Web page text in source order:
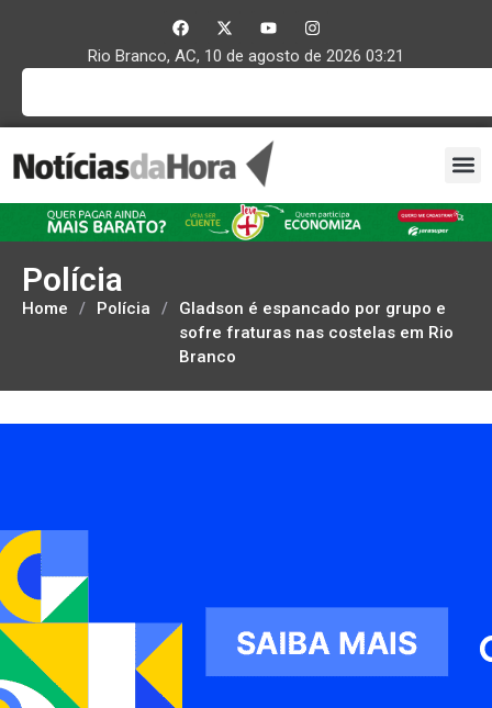
Rio Branco, AC, 10 de agosto de 2026 03:21
Polícia
Home / Polícia /
Gladson é espancado por grupo e
sofre fraturas nas costelas em Rio
Branco